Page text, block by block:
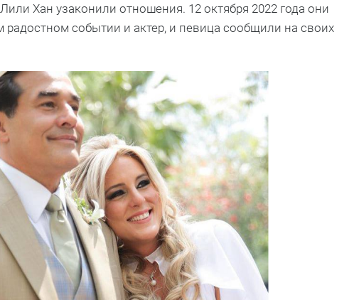
Хан узаконили отношения. 12 октября 2022 года они
событии и актер, и певица сообщили на своих